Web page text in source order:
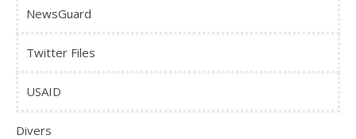
NewsGuard
Twitter Files
USAID
Divers